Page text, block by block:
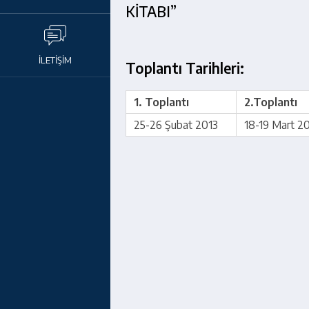
İLETİŞİM
KİTABI”
Toplantı Tarihleri:
1. Toplantı
2.Toplantı
25-26 Şubat 2013
18-19 Mart